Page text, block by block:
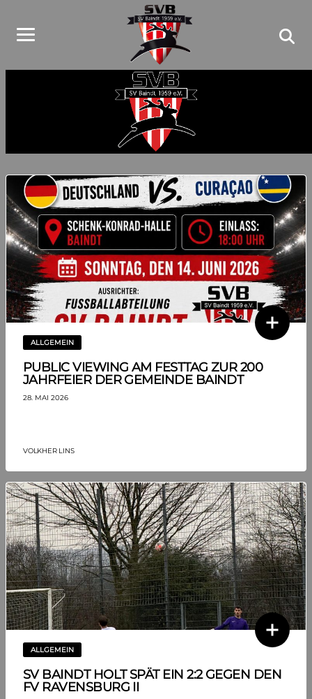
ALLGEMEIN
PUBLIC VIEWING AM FESTTAG ZUR 200
JAHRFEIER DER GEMEINDE BAINDT
28. MAI 2026
VOLKHER LINS
ALLGEMEIN
SV BAINDT HOLT SPÄT EIN 2:2 GEGEN DEN
FV RAVENSBURG II